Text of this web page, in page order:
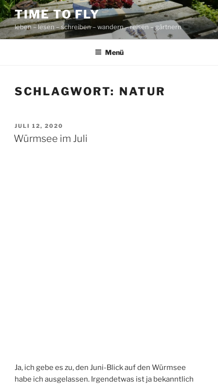
Zum
Inhalt
springen
TIME TO FLY
leben – lesen – schreiben – wandern – reisen – gärtnern
Menü
SCHLAGWORT: NATUR
VERÖFFENTLICHT
AM
JULI 12, 2020
Würmsee im Juli
Ja, ich gebe es zu, den Juni-Blick auf den Würmsee
habe ich ausgelassen. Irgendetwas ist ja bekanntlich